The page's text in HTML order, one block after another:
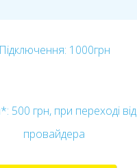
Підключення: 1000грн
500 грн, при переході
провайдера